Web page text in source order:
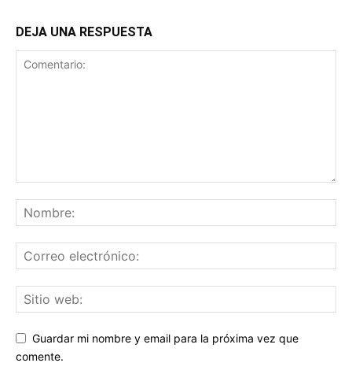
DEJA UNA RESPUESTA
Guardar mi nombre y email para la próxima vez que
comente.